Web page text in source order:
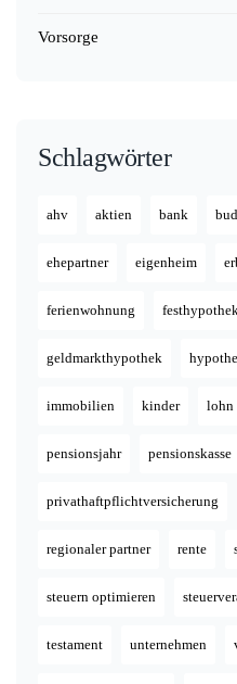
Vorsorge
Schlagwörter
ahv aktien bank
ehepartner eigenheim
ferienwohnung festhypothek
geldmarkthypothek
immobilien kinder lohn
pensionsjahr pensionskasse
privathaftpflichtversicherung
regionaler partner rente
steuern optimieren
testament unternehmen